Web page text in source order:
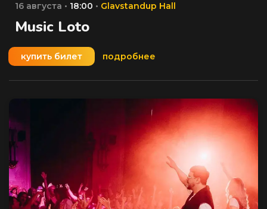
16 августа • 18:00 • Glavstandup Hall
Music Loto
купить билет подробнее